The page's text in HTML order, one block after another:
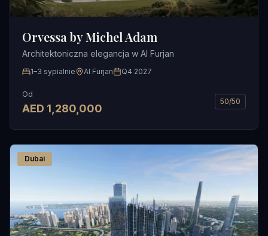
Orvessa by Michel Adam
Architektoniczna elegancja w Al Furjan
1–3 sypialnie Al Furjan Q4 2027
Od
AED 1,280,000
50/50
Dubai